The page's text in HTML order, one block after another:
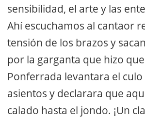
sensibilidad, el arte y las
Ahí escuchamos al cantaor
tensión de los brazos y
por la garganta que hizo
Ponferrada levantara el culo
asientos y declarara que
calado hasta el jondo. ¡Un